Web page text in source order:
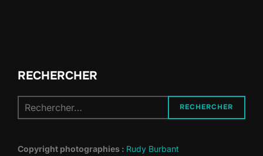
RECHERCHER
pour :
RECHERCHER
Copyright photographies : Rudy Burbant